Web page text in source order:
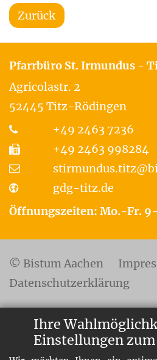
Ihre
Einstellungen
Zurück
Pfarrbüro St. Irmundus -
Agricolastr. 2
52445 Titz-Rödingen
+49 2463 7236
+49 2463 998284
gdg-titz.de
Öffnungszeiten: Mo.-Fr.
© Bistum Aachen
Datenschutzerklärung